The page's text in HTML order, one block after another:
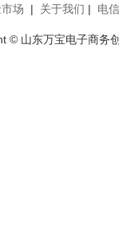
场 | 关于我们 | 电
© 山东万宝电子商务